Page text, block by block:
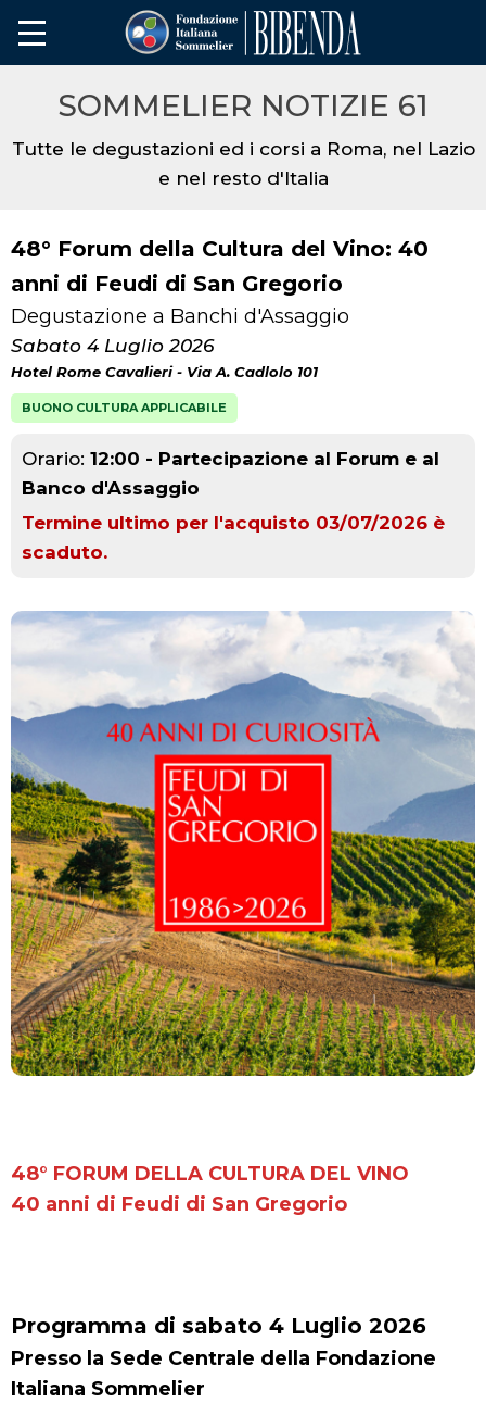
SOMMELIER NOTIZIE 61
Tutte le degustazioni ed i corsi a Roma, nel Lazio
e nel resto d'Italia
48° Forum della Cultura del Vino: 40
anni di Feudi di San Gregorio
Degustazione a Banchi d'Assaggio
Sabato 4 Luglio 2026
Hotel Rome Cavalieri - Via A. Cadlolo 101
BUONO CULTURA APPLICABILE
Orario: 12:00 - Partecipazione al Forum e al
Banco d'Assaggio
Termine ultimo per l'acquisto 03/07/2026 è
scaduto.
48° FORUM DELLA CULTURA DEL VINO
40 anni di Feudi di San Gregorio
Programma di sabato 4 Luglio 2026
Presso la Sede Centrale della Fondazione
Italiana Sommelier